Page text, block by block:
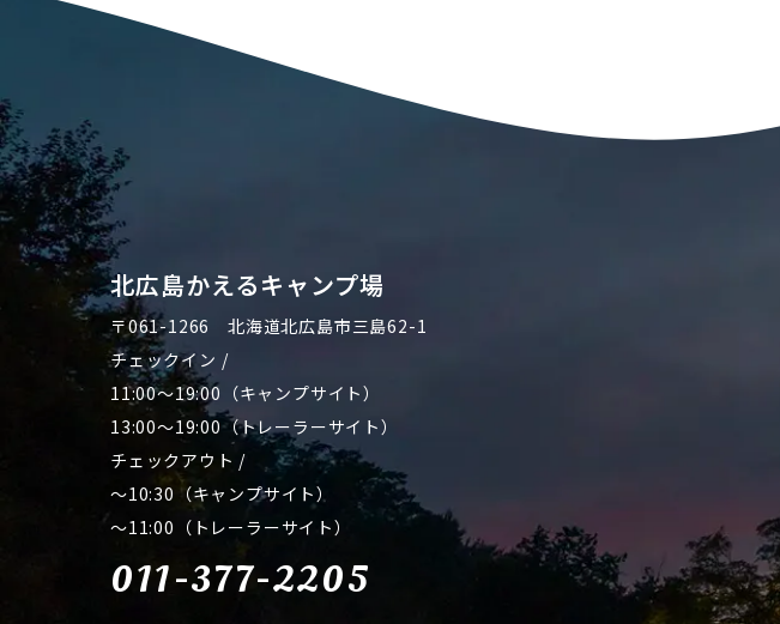
北広島かえるキャンプ場
〒061-1266北海道北広島市三島62-1
チェックイン /
11:00～19:00（キャンプサイト）
13:00～19:00（トレーラーサイト）
チェックアウト /
～10:30（キャンプサイト）
～11:00（トレーラーサイト）
011-377-2205